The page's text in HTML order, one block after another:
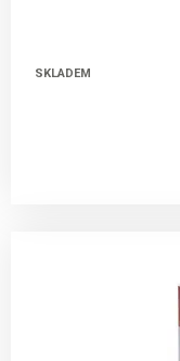
SKLADEM